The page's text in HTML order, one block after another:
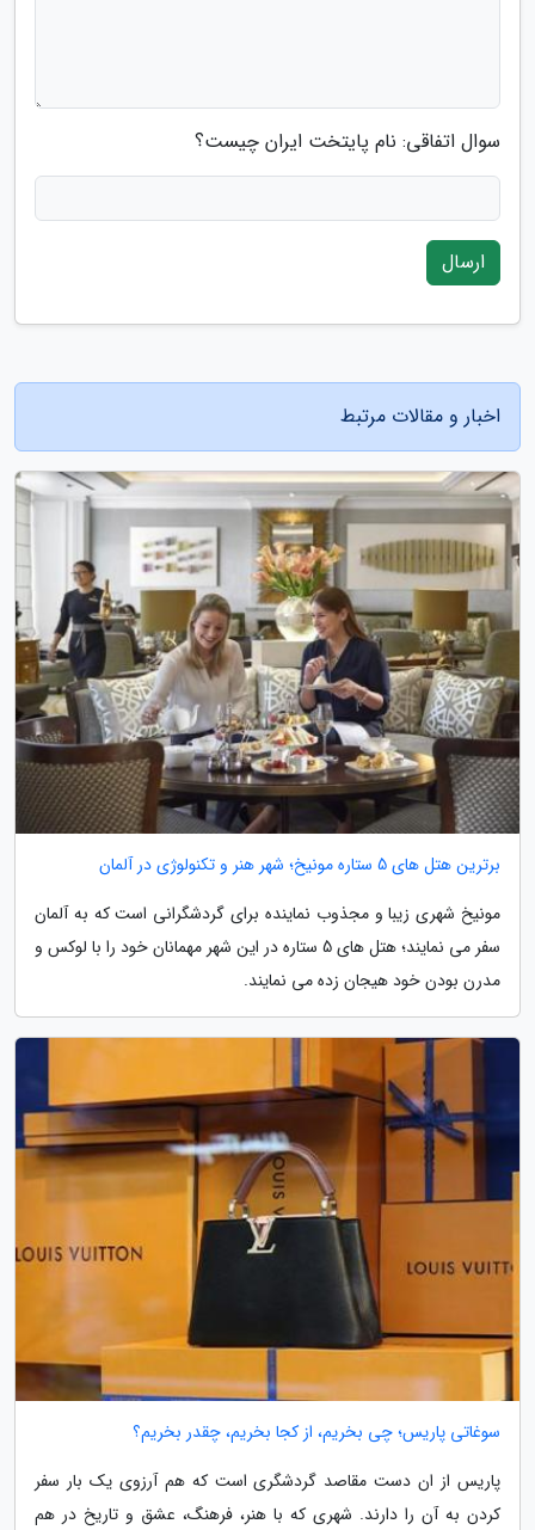
سوال اتفاقی: نام پایتخت ایران چیست؟
ارسال
اخبار و مقالات مرتبط
برترین هتل های 5 ستاره مونیخ؛ شهر هنر و تکنولوژی در آلمان
مونیخ شهری زیبا و مجذوب نماینده برای گردشگرانی است که به آلمان
سفر می نمایند؛ هتل های 5 ستاره در این شهر مهمانان خود را با لوکس و
مدرن بودن خود هیجان زده می نمایند.
سوغاتی پاریس؛ چی بخریم، از کجا بخریم، چقدر بخریم؟
پاریس از ان دست مقاصد گردشگری است که هم آرزوی یک بار سفر
کردن به آن را دارند. شهری که با هنر، فرهنگ، عشق و تاریخ در هم